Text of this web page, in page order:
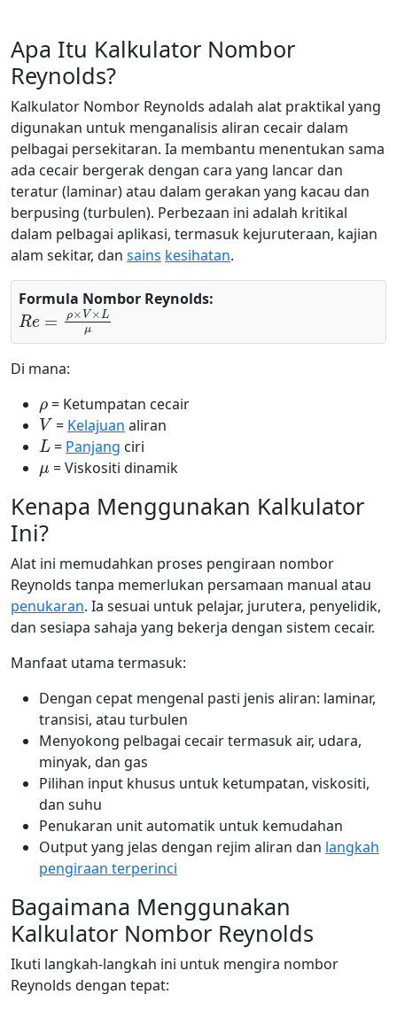
Apa Itu Kalkulator Nombor
Reynolds?
Kalkulator Nombor Reynolds adalah alat praktikal yang
digunakan untuk menganalisis aliran cecair dalam
pelbagai persekitaran. Ia membantu menentukan sama
ada cecair bergerak dengan cara yang lancar dan
teratur (laminar) atau dalam gerakan yang kacau dan
berpusing (turbulen). Perbezaan ini adalah kritikal
dalam pelbagai aplikasi, termasuk kejuruteraan, kajian
alam sekitar, dan sains kesihatan.
Formula Nombor Reynolds:
Re=ρ×V×Lμ
Di mana:
= Ketumpatan cecair
V
= Kelajuan aliran
L
= Panjang ciri
μ
= Viskositi dinamik
Kenapa Menggunakan Kalkulator
Ini?
Alat ini memudahkan proses pengiraan nombor
Reynolds tanpa memerlukan persamaan manual atau
penukaran. Ia sesuai untuk pelajar, jurutera, penyelidik,
dan sesiapa sahaja yang bekerja dengan sistem cecair.
Manfaat utama termasuk:
Dengan cepat mengenal pasti jenis aliran: laminar,
transisi, atau turbulen
Menyokong pelbagai cecair termasuk air, udara,
minyak, dan gas
Pilihan input khusus untuk ketumpatan, viskositi,
dan suhu
Penukaran unit automatik untuk kemudahan
Output yang jelas dengan rejim aliran dan langkah
pengiraan terperinci
Bagaimana Menggunakan
Kalkulator Nombor Reynolds
Ikuti langkah-langkah ini untuk mengira nombor
Reynolds dengan tepat: